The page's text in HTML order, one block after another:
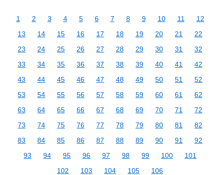
1 2 3 4 5 6 7 8 9 10 11
12
13
14 15 16 17 18 19 20 21
22
23
24 25 26 27 28 29 30 31
32
33
34 35 36 37 38 39 40 41
42
43
44 45 46 47 48 49 50 51
52
53
54 55 56 57 58 59 60 61
62
63
64 65 66 67 68 69 70 71
72
73
74 75 76 77 78 79 80 81
82
83
84 85 86 87 88 89 90 91
92
93
94 95 96 97 98 99 100
101
102
103 104 105 106